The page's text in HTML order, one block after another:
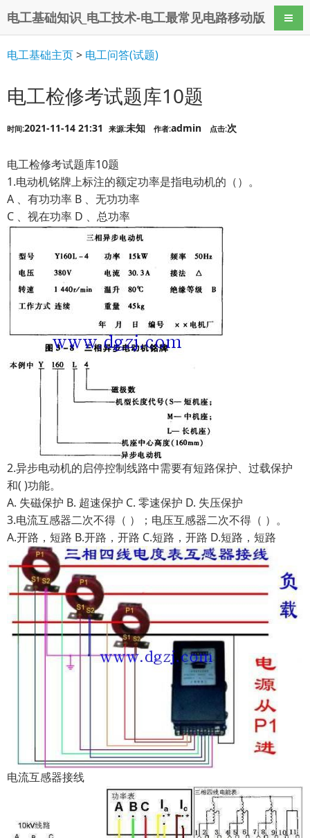
电工基础知识_电工技术-电工最常见电路移动版 导航
电工基础主页> 电工问答(试题)
电工检修考试题库10题
时间:2021-11-14 21:31 来源:未知 作者:admin 点击:次
电工检修考试题库10题
1.电动机铭牌上标注的额定功率是指电动机的（）。
A 、有功功率 B 、无功功率
C 、视在功率 D 、总功率
2.异步电动机的启停控制线路中需要有短路保护、过载保护
和( )功能。
A. 失磁保护 B. 超速保护 C. 零速保护 D. 失压保护
3.电流互感器二次不得（ ）；电压互感器二次不得（ ）。
A.开路，短路 B.开路，开路 C.短路，开路 D.短路，短路
电流互感器接线